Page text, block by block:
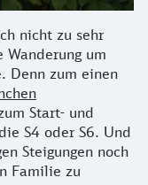
nicht zu sehr
um
Denn zum einen
Start- und
S4 oder S6. Und
Steigungen noch
Familie zu